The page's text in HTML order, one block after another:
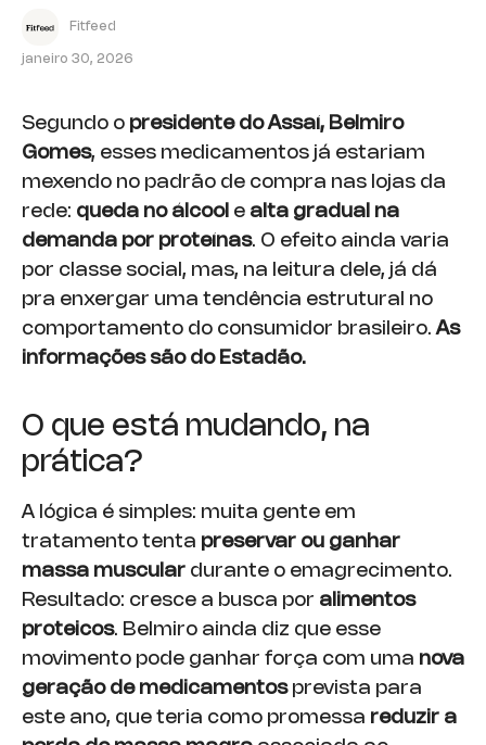
Fitfeed
janeiro 30, 2026
Segundo o presidente do Assaí, Belmiro
Gomes, esses medicamentos já estariam
mexendo no padrão de compra nas lojas da
rede: queda no álcool e alta gradual na
demanda por proteínas. O efeito ainda varia
por classe social, mas, na leitura dele, já dá
pra enxergar uma tendência estrutural no
comportamento do consumidor brasileiro. As
informações são do Estadão.
O que está mudando, na
prática?
A lógica é simples: muita gente em
tratamento tenta preservar ou ganhar
massa muscular durante o emagrecimento.
Resultado: cresce a busca por alimentos
proteicos. Belmiro ainda diz que esse
movimento pode ganhar força com uma nova
geração de medicamentosprevista para
este ano, que teria como promessa reduzir a